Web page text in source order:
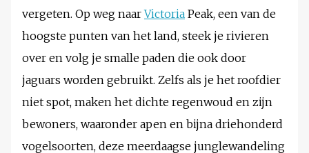
vergeten. Op weg naarVictoria Peak, een van de
hoogste punten van het land, steek je rivieren
over en volg je smalle paden die ook door
jaguars worden gebruikt. Zelfs als je het roofdier
niet spot, maken het dichte regenwoud en zijn
bewoners, waaronder apen en bijna driehonderd
vogelsoorten, deze meerdaagse junglewandeling